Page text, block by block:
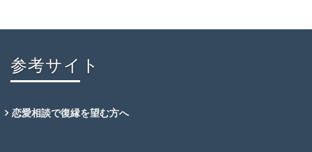
参考サイト
恋愛相談で復縁を望む方へ